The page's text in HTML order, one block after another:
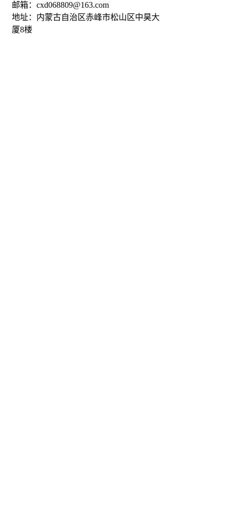
邮箱：cxd068809@163.com
地址：内蒙古自治区赤峰市松山区中昊大
厦8楼